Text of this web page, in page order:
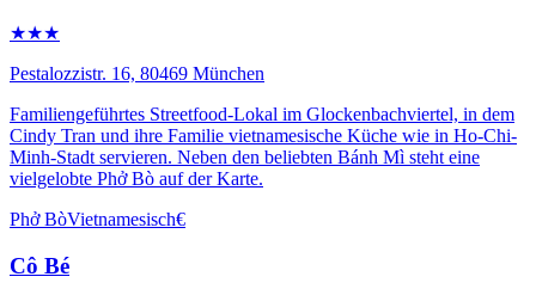
★★★
Pestalozzistr. 16, 80469 München
Familiengeführtes Streetfood-Lokal im Glockenbachviertel, in dem
Cindy Tran und ihre Familie vietnamesische Küche wie in Ho-Chi-
Minh-Stadt servieren. Neben den beliebten Bánh Mì steht eine
vielgelobte Phở Bò auf der Karte.
Phở BòVietnamesisch€
Cô Bé